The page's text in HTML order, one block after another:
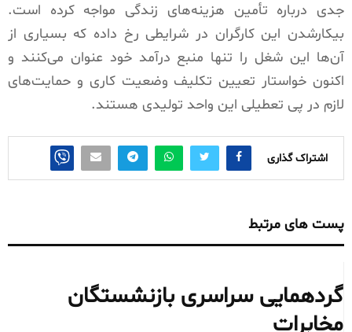
جدی درباره تأمین هزینه‌های زندگی مواجه کرده است.
بیکارشدن این کارگران در شرایطی رخ داده که بسیاری از
آن‌ها این شغل را تنها منبع درآمد خود عنوان می‌کنند و
اکنون خواستار تعیین تکلیف وضعیت کاری و حمایت‌های
لازم در پی تعطیلی این واحد تولیدی هستند.
اشتراک گذاری
پست های مرتبط
گردهمایی سراسری بازنشستگان
مخابرات